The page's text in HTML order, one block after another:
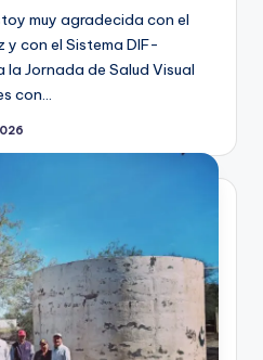
muy agradecida con el
y con el Sistema DIF-
la Jornada de Salud Visual
con…